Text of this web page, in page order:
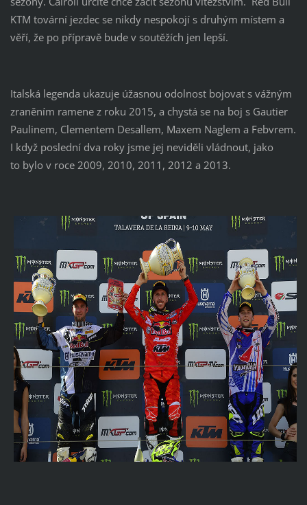
KTM tovární jezdec se nikdy nespokojí s druhým místem a
věří, že po přípravě bude v soutěžích jen lepší.
Italská legenda ukazuje úžasnou odolnost bojovat s vážným
zraněním ramene z roku 2015, a chystá se na boj s Gautier
Paulinem, Clementem Desallem, Maxem Naglem a Febvrem.
I když poslední dva roky jsme jej neviděli vládnout, jako
to bylo v roce 2009, 2010, 2011, 2012 a 2013.